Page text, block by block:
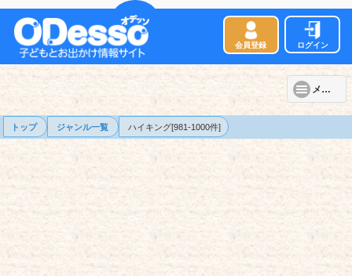
会員登録 ログイン
メニュー
トップ ジャンル一覧 ハイキング[981-1000件]